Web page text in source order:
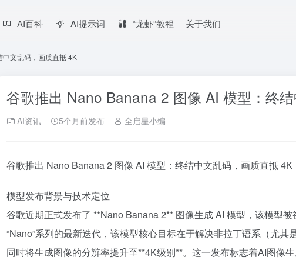
AI百科 AI提示词 “龙虾“教程 关于我们
文乱码，画质直抵 4K
谷歌推出 Nano Banana 2 图像 AI 模型：终
AI资讯 5个月前发布 全启星小编
谷歌推出 Nano Banana 2 图像 AI 模型：终结中文乱码，画质直抵 4K
模型发布背景与技术定位
谷歌近期正式发布了 **Nano Banana 2** 图像生成 AI 模型，该模型
“Nano”系列的最新迭代，该模型核心目标在于解决非拉丁语系（尤
同时将生成图像的分辨率提升至**4K级别**。这一发布标志着AI图像生